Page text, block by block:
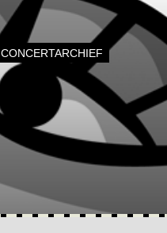
CONCERTARCHIEF